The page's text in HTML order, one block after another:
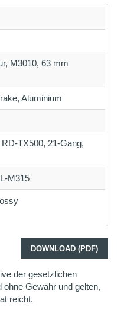
M3010, 63 mm
Aluminium
TX500, 21-Gang,
M315
DOWNLOAD (PDF)
der gesetzlichen
ohne Gewähr und gelten,
reicht.